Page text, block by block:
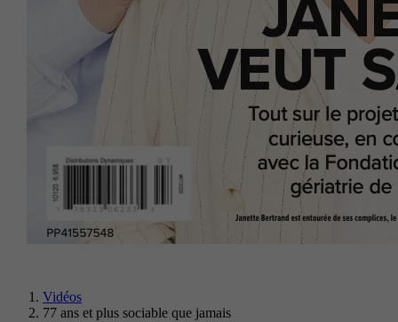
Vidéos
77 ans et plus sociable que jamais